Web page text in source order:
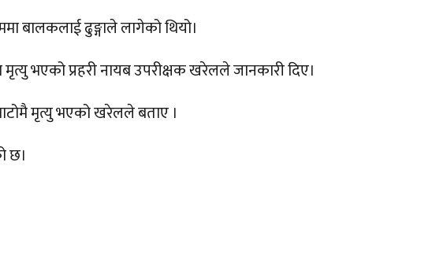
बालकलाई ढुङ्गाले लागेको थियो।
भएको प्रहरी नायब उपरीक्षक खरेलले जानकारी दिए।
मृत्यु भएको खरेलले बताए ।
छ।